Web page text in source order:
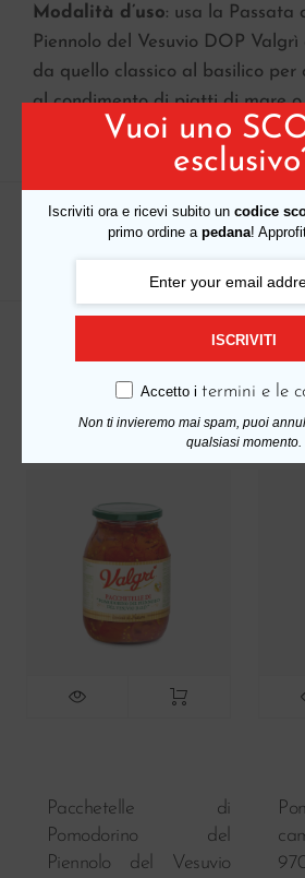
Modalità d’uso: usa la Passata
Piennolo del Vesuvio DOP Valgrì
da quello classico al basilico per
al condimento di piatti di mare
COD:valb37
Categoria:Linea
Prodotti
Pacchetelle di
Pomodorino del
Piennolo del Vesuvio
Vuoi uno
Iscriviti ora e ricevi subito un codice
primo ordine a pedana!
ISCRIVITI
Accetto i termini e le
Non ti invieremo mai spam, puoi
qualsiasi momento.